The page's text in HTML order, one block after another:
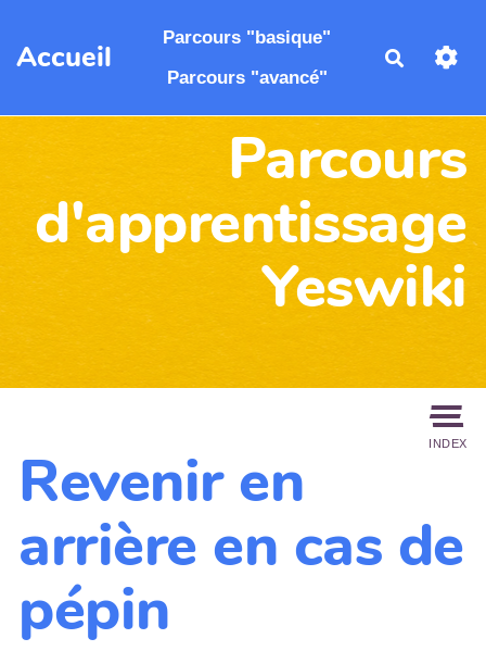
Aller au contenu principal
Accueil
Parcours "basique"
Parcours "avancé"
Parcours
d'apprentissage
Yeswiki
INDEX
Revenir en
arrière en cas de
pépin